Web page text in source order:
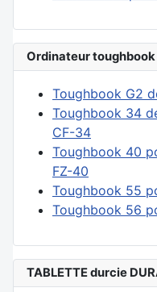
Ordinateur toughbook
Toughbook G2
Toughbook 34
CF-34
Toughbook 40
FZ-40
Toughbook 55
Toughbook 56
TABLETTE durcie